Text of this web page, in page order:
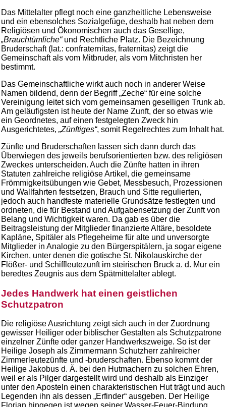
Das Mittelalter pflegt noch eine ganzheitliche Lebensweise
und ein ebensolches Sozialgefüge, deshalb hat neben dem
Religiösen und Ökonomischen auch das Gesellige,
„Brauchtümliche“und Rechtliche Platz. Die Bezeichnung
Bruderschaft (lat.: confraternitas, fraternitas) zeigt die
Gemeinschaft als vom Mitbruder, als vom Mitchristen her
bestimmt.
Das Gemeinschaftliche wirkt auch noch in anderer Weise
Namen bildend, denn der Begriff „Zeche“ für eine solche
Vereinigung leitet sich vom gemeinsamen geselligen Trunk ab.
Am geläufigsten ist heute der Name Zunft, der so etwas wie
ein Geordnetes, auf einen festgelegten Zweck hin
Ausgerichtetes, „Zünftiges“, somit Regelrechtes zum Inhalt hat.
Zünfte und Bruderschaften lassen sich dann durch das
Überwiegen des jeweils berufsorientierten bzw. des religiösen
Zweckes unterscheiden. Auch die Zünfte hatten in ihren
Statuten zahlreiche religiöse Artikel, die gemeinsame
Frömmigkeitsübungen wie Gebet, Messbesuch, Prozessionen
und Wallfahrten festsetzen, Brauch und Sitte regulierten,
jedoch auch handfeste materielle Grundsätze festlegten und
ordneten, die für Bestand und Aufgabensetzung der Zunft von
Belang und Wichtigkeit waren. Da gab es über die
Beitragsleistung der Mitglieder finanzierte Altäre, besoldete
Kapläne, Spitäler als Pflegeheime für alte und unversorgte
Mitglieder in Analogie zu den Bürgerspitälern, ja sogar eigene
Kirchen, unter denen die gotische St. Nikolauskirche der
Flößer- und Schiffleutezunft im steirischen Bruck a. d. Mur ein
beredtes Zeugnis aus dem Spätmittelalter ablegt.
Jedes Handwerk hat einen geistlichen
Schutzpatron
Die religiöse Ausrichtung zeigt sich auch in der Zuordnung
gewisser Heiliger oder biblischer Gestalten als Schutzpatrone
einzelner Zünfte oder ganzer Handwerkszweige. So ist der
Heilige Joseph als Zimmermann Schutzherr zahlreicher
Zimmerleutezünfte und -bruderschaften. Ebenso kommt der
Heilige Jakobus d. Ä. bei den Hutmachern zu solchen Ehren,
weil er als Pilger dargestellt wird und deshalb als Einziger
unter den Aposteln einen charakteristischen Hut trägt und auch
Legenden ihn als dessen „Erfinder“ ausgeben. Der Heilige